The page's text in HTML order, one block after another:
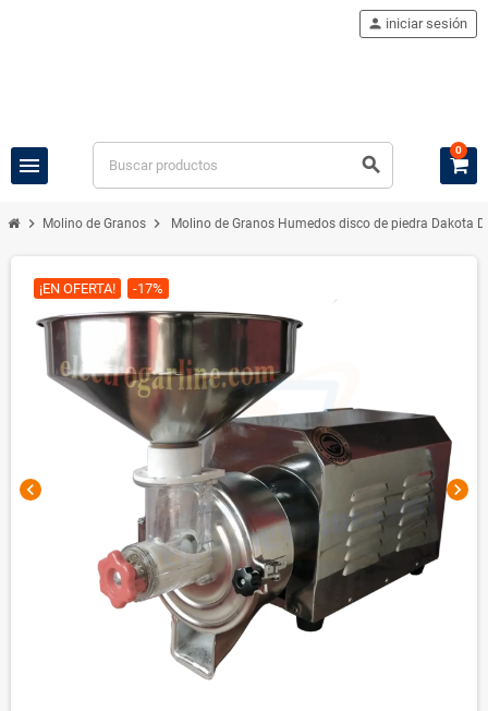
menu search
person iniciar sesión
0
chevron_right Molino de Granos chevron_right Molino de Granos Humedos disco de piedra Dakota
chevron_left chevron_right
¡EN OFERTA! -17%